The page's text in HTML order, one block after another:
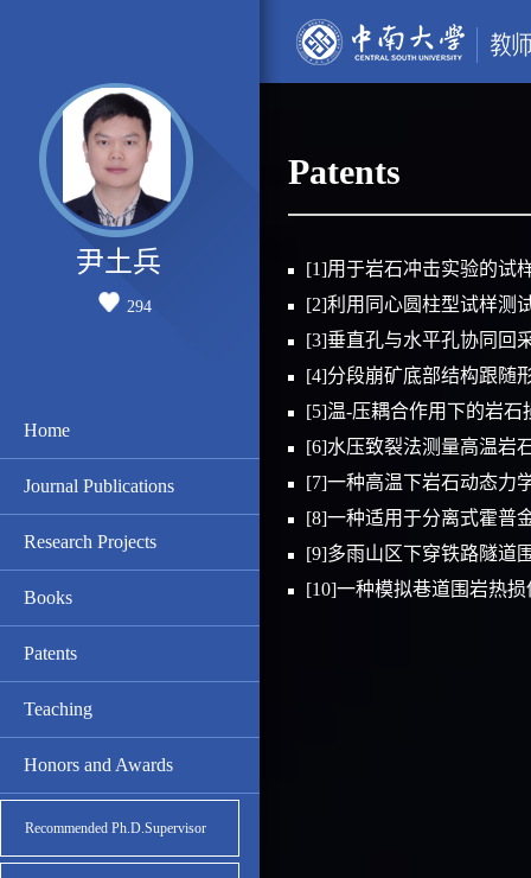
尹土兵
294
Home
Journal Publications
Research Projects
Books
Patents
Teaching
Honors and Awards
Recommended Ph.D.Supervisor
Patents
[1]用于岩石冲击实验的试
[2]利用同心圆柱型试样测
[3]垂直孔与水平孔协同回
[4]分段崩矿底部结构跟随
[5]温-压耦合作用下的岩石
[6]水压致裂法测量高温岩
[7]一种高温下岩石动态力
[8]一种适用于分离式霍普
[9]多雨山区下穿铁路隧道
[10]一种模拟巷道围岩热